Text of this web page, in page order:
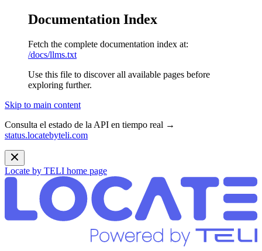
Documentation Index
Fetch the complete documentation index at:
/docs/llms.txt
Use this file to discover all available pages before
exploring further.
Skip to main content
Consulta el estado de la API en tiempo real →
status.locatebyteli.com
Locate by TELI home page